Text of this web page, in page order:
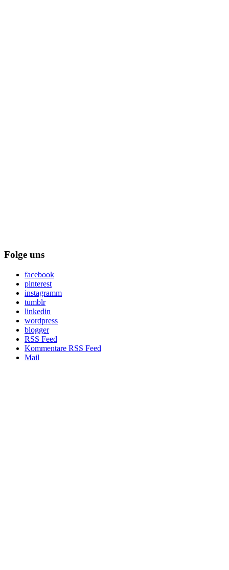
Folge uns
facebook
pinterest
instagramm
tumblr
linkedin
wordpress
blogger
RSS Feed
Kommentare RSS Feed
Mail